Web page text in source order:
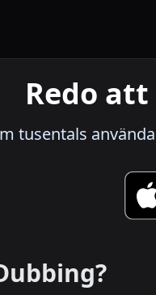
Redo
tusentals